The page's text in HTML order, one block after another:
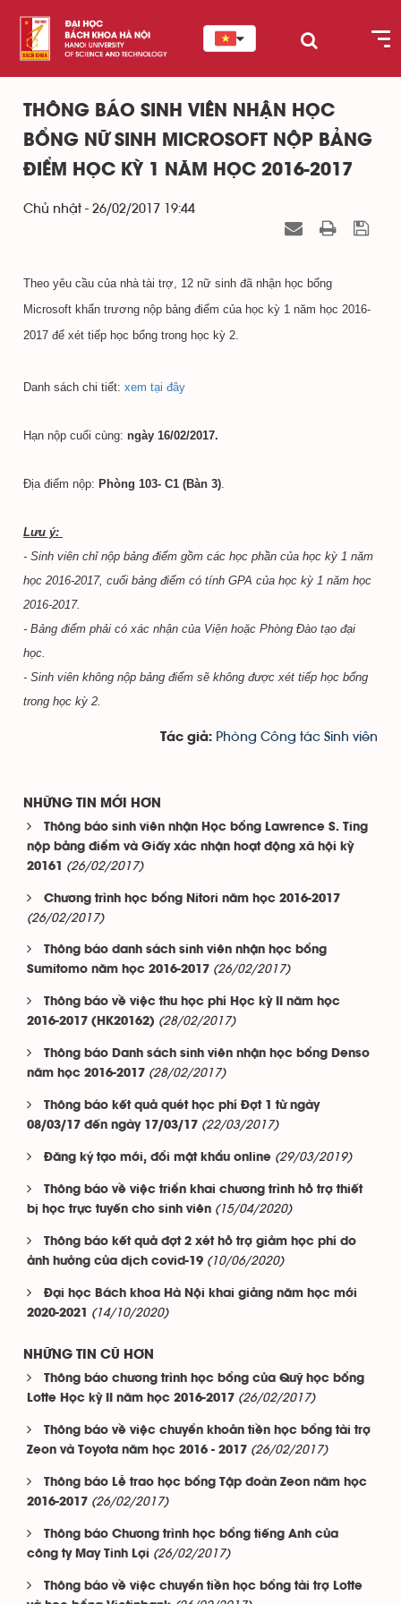
THÔNG BÁO SINH VIÊN NHẬN HỌC
BỔNG NỮ SINH MICROSOFT NỘP BẢNG
ĐIỂM HỌC KỲ 1 NĂM HỌC 2016-2017
Chủ nhật - 26/02/2017 19:44
Theo yêu cầu của nhà tài trợ, 12 nữ sinh đã nhận học bổng
Microsoft khẩn trương nộp bảng điểm của học kỳ 1 năm học 2016-
2017 để xét tiếp học bổng trong học kỳ 2.
Danh sách chi tiết: xem tại đây
Hạn nộp cuối cùng: ngày 16/02/2017.
Địa điểm nộp: Phòng 103- C1 (Bàn 3).
Lưu ý:
- Sinh viên chỉ nộp bảng điểm gồm các học phần của học kỳ 1 năm
học 2016-2017, cuối bảng điểm có tính GPA của học kỳ 1 năm học
2016-2017.
- Bảng điểm phải có xác nhận của Viện hoặc Phòng Đào tạo đại
học.
- Sinh viên không nộp bảng điểm sẽ không được xét tiếp học bổng
trong học kỳ 2.
Tác giả: Phòng Công tác Sinh viên
NHỮNG TIN MỚI HƠN
Thông báo sinh viên nhận Học bổng Lawrence S. Ting
nộp bảng điểm và Giấy xác nhận hoạt động xã hội kỳ
20161
(26/02/2017)
Chương trình học bổng Nitori năm học 2016-2017
(26/02/2017)
Thông báo danh sách sinh viên nhận học bổng
Sumitomo năm học 2016-2017 (26/02/2017)
Thông báo về việc thu học phí Học kỳ II năm học
2016-2017 (HK20162) (28/02/2017)
Thông báo Danh sách sinh viên nhận học bổng Denso
năm học 2016-2017 (28/02/2017)
Thông báo kết quả quét học phí Đợt 1 từ ngày
08/03/17 đến ngày 17/03/17 (22/03/2017)
Đăng ký tạo mới, đổi mật khẩu online (29/03/2019)
Thông báo về việc triển khai chương trình hỗ trợ thiết
bị học trực tuyến cho sinh viên (15/04/2020)
Thông báo kết quả đợt 2 xét hỗ trợ giảm học phí do
ảnh hưởng của dịch covid-19 (10/06/2020)
Đại học Bách khoa Hà Nội khai giảng năm học mới
2020-2021
(14/10/2020)
NHỮNG TIN CŨ HƠN
Thông báo chương trình học bổng của Quỹ học bổng
Lotte Học kỳ II năm học 2016-2017 (26/02/2017)
Thông báo về việc chuyển khoản tiền học bổng tài trợ
Zeon và Toyota năm học 2016 - 2017 (26/02/2017)
Thông báo Lễ trao học bổng Tập đoàn Zeon năm học
2016-2017 (26/02/2017)
Thông báo Chương trình học bổng tiếng Anh của
công ty May Tinh Lợi (26/02/2017)
Thông báo về việc chuyển tiền học bổng tài trợ Lotte